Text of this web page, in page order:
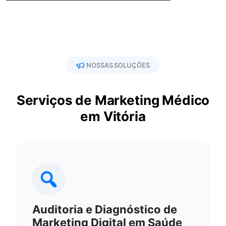
NOSSAS SOLUÇÕES
Serviços de Marketing Médico
em Vitória
Auditoria e Diagnóstico de
Marketing Digital em Saúde